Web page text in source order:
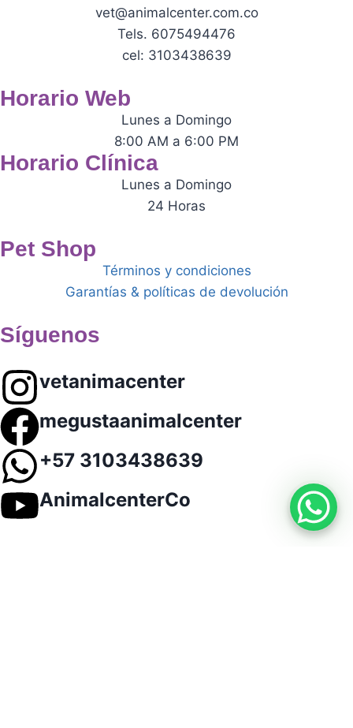
vet@animalcenter.com.co
Tels. 6075494476
cel: 3103438639
Horario Web
Lunes a Domingo
8:00 AM a 6:00 PM
Horario Clínica
Lunes a Domingo
24 Horas
Pet Shop
Términos y condiciones
Garantías & políticas de devolución
Síguenos
vetanimacenter
megustaanimalcenter
+57 3103438639
AnimalcenterCo